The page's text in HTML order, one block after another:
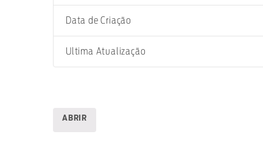
Data de Criação
Ultima Atualização
ABRIR